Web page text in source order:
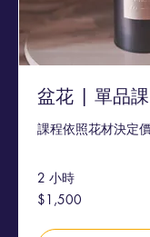
盆花 | 單品課
課程依照花材決定
2 小時
1,500
新
幣
$1,500